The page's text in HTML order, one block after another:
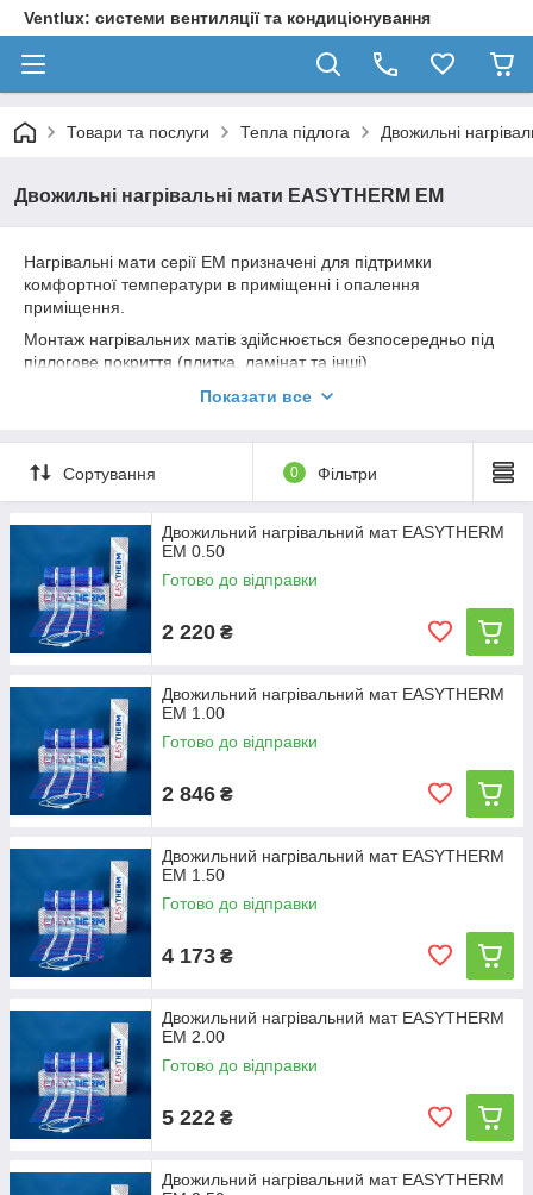
Ventlux: системи вентиляції та кондиціонування
Товари та послуги Тепла підлога Двожильні
Двожильні нагрівальні мати EASYTHERM EM
Нагрівальні мати серії ЕМ призначені для підтримки
комфортної температури в приміщенні і опалення
приміщення.
Монтаж нагрівальних матів здійснюється безпосередньо під
підлогове покриття (плитка, ламінат та інші).
Товщина нагрівальних матів всього 4 мм, що забезпечує
Регулювання температури відбувається за допомогою
електронного терморегулятора з датчиком температури.
Мати прості в установці і не вимагають обслуговування при
експлуатації. Гарантія 20 років.
Показати все
Сортування 0 Фільтри
Двожильний нагрівальний мат EASYTHERM
EM 0.50
Готово до відправки
2 220 ₴
Двожильний нагрівальний мат EASYTHERM
EM 1.00
Готово до відправки
2 846 ₴
Двожильний нагрівальний мат EASYTHERM
EM 1.50
Готово до відправки
4 173 ₴
Двожильний нагрівальний мат EASYTHERM
EM 2.00
Готово до відправки
5 222 ₴
Двожильний нагрівальний мат EASYTHERM